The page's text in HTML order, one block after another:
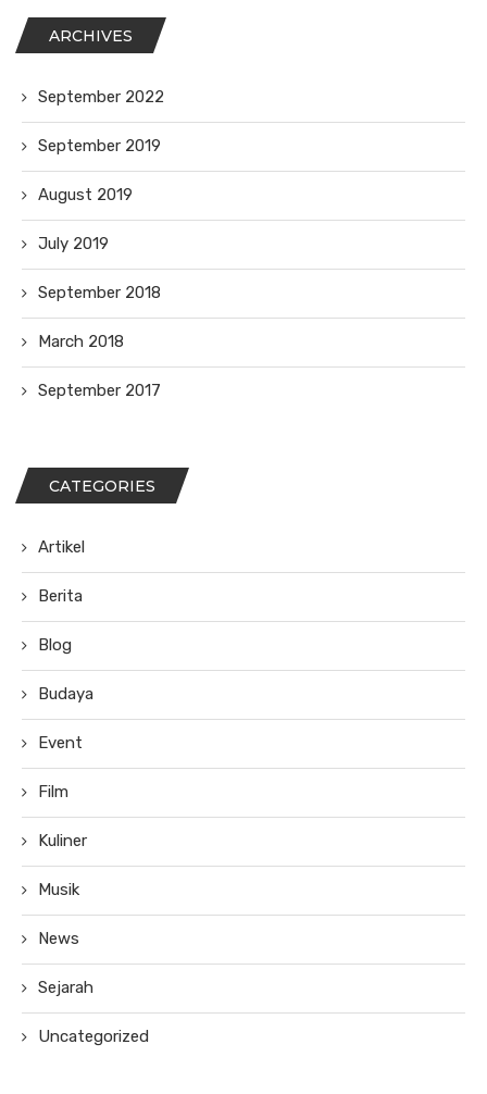
ARCHIVES
September 2022
September 2019
August 2019
July 2019
September 2018
March 2018
September 2017
CATEGORIES
Artikel
Berita
Blog
Budaya
Event
Film
Kuliner
Musik
News
Sejarah
Uncategorized